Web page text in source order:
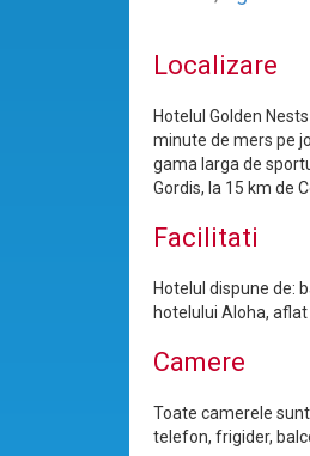
Localizare
Hotelul Golden
minute de mers pe
gama larga de
Gordis, la 15 km de
Facilitati
Hotelul dispune de:
hotelului Aloha,
Camere
Toate camerele
telefon, frigider,